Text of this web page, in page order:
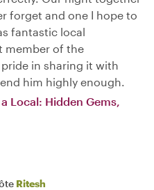
forget and one I hope to
fantastic local
member of the
in sharing it with
him highly enough.
Local: Hidden Gems,
Ritesh